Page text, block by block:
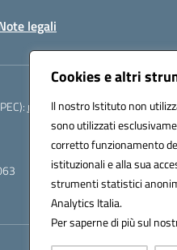
Cookies e altri
Il nostro Istituto non
sono utilizzati
corretto funzionamento
istituzionali e alla sua
strumenti statistici
Analytics Italia.
Per saperne di più sul
legali
naic8et00d@pec.istruzione.it